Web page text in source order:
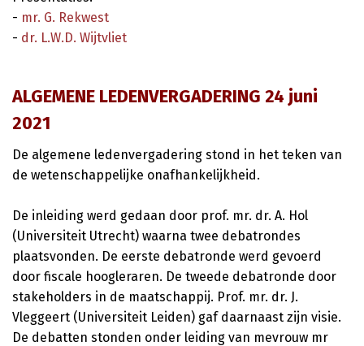
- mr. G. Rekwest
- dr. L.W.D. Wijtvliet
ALGEMENE LEDENVERGADERING 24 juni
2021
De algemene ledenvergadering stond in het teken van
de wetenschappelijke onafhankelijkheid.
De inleiding werd gedaan door prof. mr. dr. A. Hol
(Universiteit Utrecht) waarna twee debatrondes
plaatsvonden. De eerste debatronde werd gevoerd
door fiscale hoogleraren. De tweede debatronde door
stakeholders in de maatschappij. Prof. mr. dr. J.
Vleggeert (Universiteit Leiden) gaf daarnaast zijn visie.
De debatten stonden onder leiding van mevrouw mr